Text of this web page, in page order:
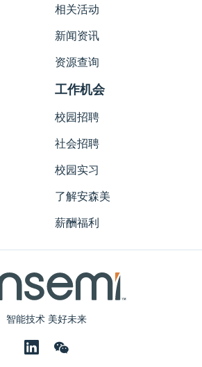
智能技术 美好未来
相关活动
新闻资讯
资源查询
工作机会
校园招聘
社会招聘
校园实习
了解安森美
薪酬福利